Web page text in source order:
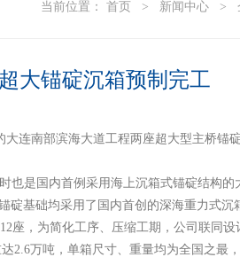
当前位置： 首页 > 新闻中心 >
大锚碇沉箱预制完工
连南部滨海大道工程两座超大型主桥锚
是国内首例采用海上沉箱式锚碇结构的
碇基础均采用了国内首创的深海重力式沉
座，为简化工序、压缩工期，公司联同
2.6万吨，单箱尺寸、重量均为全国之最